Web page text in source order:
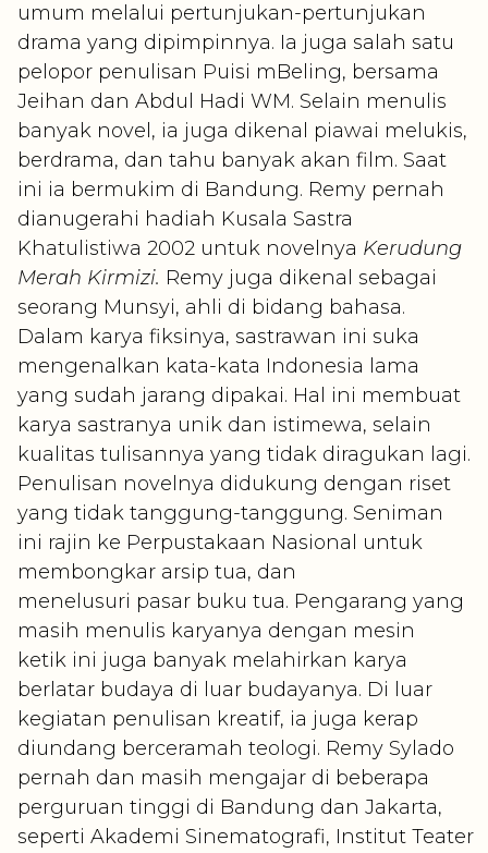
umum melalui pertunjukan-pertunjukan
drama yang dipimpinnya. Ia juga salah satu
pelopor penulisan Puisi mBeling, bersama
Jeihan dan Abdul Hadi WM. Selain menulis
banyak novel, ia juga dikenal piawai melukis,
berdrama, dan tahu banyak akan film. Saat
ini ia bermukim di Bandung. Remy pernah
dianugerahi hadiah Kusala Sastra
Khatulistiwa 2002 untuk novelnya Kerudung
Merah Kirmizi. Remy juga dikenal sebagai
seorang Munsyi, ahli di bidang bahasa.
Dalam karya fiksinya, sastrawan ini suka
mengenalkan kata-kata Indonesia lama
yang sudah jarang dipakai. Hal ini membuat
karya sastranya unik dan istimewa, selain
kualitas tulisannya yang tidak diragukan lagi.
Penulisan novelnya didukung dengan riset
yang tidak tanggung-tanggung. Seniman
ini rajin ke Perpustakaan Nasional untuk
membongkar arsip tua, dan
menelusuri pasar buku tua. Pengarang yang
masih menulis karyanya dengan mesin
ketik ini juga banyak melahirkan karya
berlatar budaya di luar budayanya. Di luar
kegiatan penulisan kreatif, ia juga kerap
diundang berceramah teologi. Remy Sylado
pernah dan masih mengajar di beberapa
perguruan tinggi di Bandung dan Jakarta,
seperti Akademi Sinematografi, Institut Teater